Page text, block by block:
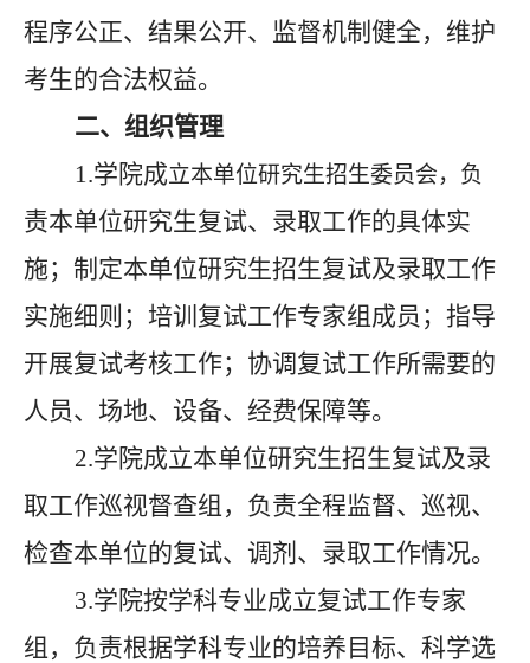
程序公正、结果公开、监督机制健全，维护
考生的合法权益。
二、组织管理
1.学院成立本单位研究生招生委员会，负
责本单位研究生复试、录取工作的具体实
施；制定本单位研究生招生复试及录取工作
实施细则；培训复试工作专家组成员；指导
开展复试考核工作；协调复试工作所需要的
人员、场地、设备、经费保障等。
2.学院成立本单位研究生招生复试及录
取工作巡视督查组，负责全程监督、巡视、
检查本单位的复试、调剂、录取工作情况。
3.学院按学科专业成立复试工作专家
组，负责根据学科专业的培养目标、科学选